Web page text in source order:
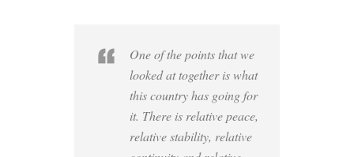
One of the points that we
looked at together is what
this country has going for
it. There is relative peace,
relative stability, relative